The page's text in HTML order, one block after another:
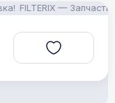
FILTERIX — Запчасти,